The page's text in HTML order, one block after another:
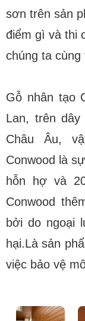
sơn trên sản
điểm gì và thi
chúng ta cùng
Gỗ nhân tạo
Lan, trên
Châu Âu,
Conwood là
hỗn hợ và
Conwood
bởi do ngoại
hại.Là sản
việc bảo vệ